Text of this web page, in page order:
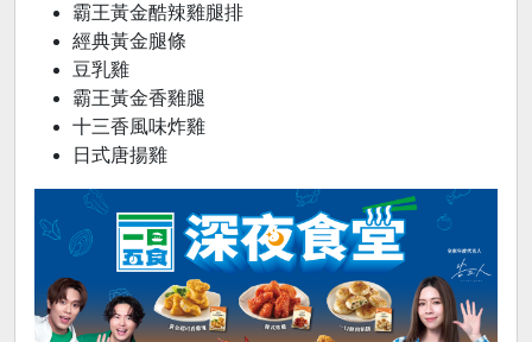
霸王黃金酷辣雞腿排
經典黃金腿條
豆乳雞
霸王黃金香雞腿
十三香風味炸雞
日式唐揚雞